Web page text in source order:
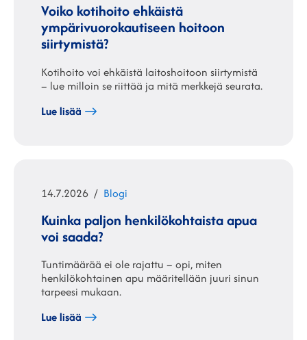
Voiko kotihoito ehkäistä
ympärivuorokautiseen hoitoon
siirtymistä?
Kotihoito voi ehkäistä laitoshoitoon siirtymistä
– lue milloin se riittää ja mitä merkkejä seurata.
Lue lisää
Julkaistu
14.7.2026 Kategoriat
Blogi
Kuinka paljon henkilökohtaista apua
voi saada?
Tuntimäärää ei ole rajattu – opi, miten
henkilökohtainen apu määritellään juuri sinun
tarpeesi mukaan.
Lue lisää